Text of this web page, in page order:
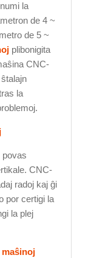
la
de 4 ~
de 5 ~
plibonigita
CNC-
la
povas
CNC-
radoj kaj ĝi
por certigi la
la plej